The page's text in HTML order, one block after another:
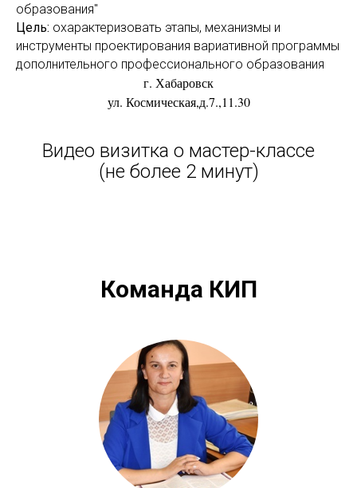
образования"
Цель: охарактеризовать этапы, механизмы и
инструменты проектирования вариативной программы
дополнительного профессионального образования
г. Хабаровск
ул. Космическая,д.7.,11.30
Видео визитка о мастер-классе
(не более 2 минут)
Команда КИП